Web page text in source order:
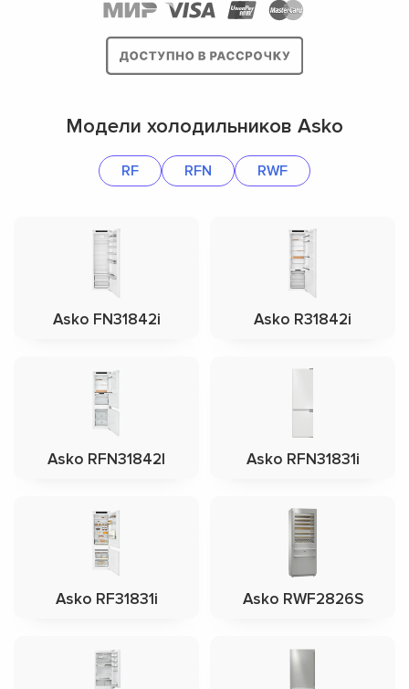
Модели холодильников Asko
RF RFN RWF
Asko FN31842i Asko R31842i
Asko RFN31842I Asko RFN31831i
Asko RF31831i Asko RWF2826S